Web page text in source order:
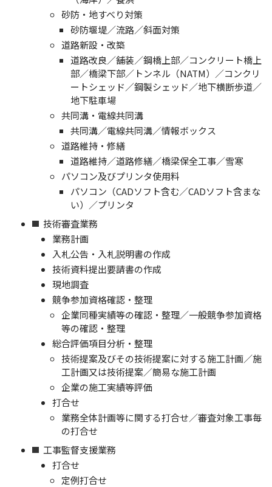
砂防・地すべり対策
砂防堰堤／流路／斜面対策
道路新設・改築
道路改良／舗装／鋼橋上部／コンクリート橋上
部／橋梁下部／トンネル（NATM）／コンクリ
ートシェッド／鋼製シェッド／地下横断歩道／
地下駐車場
共同溝・電線共同溝
共同溝／電線共同溝／情報ボックス
道路維持・修繕
道路維持／道路修繕／橋梁保全工事／雪寒
パソコン及びプリンタ使用料
パソコン（CADソフト含む／CADソフト含まな
い）／プリンタ
技術審査業務
業務計画
入札公告・入札説明書の作成
技術資料提出要請書の作成
現地調査
競争参加資格確認・整理
企業同種実績等の確認・整理／一般競争参加資格
等の確認・整理
総合評価項目分析・整理
技術提案及びその技術提案に対する施工計画／施
工計画又は技術提案／簡易な施工計画
企業の施工実績等評価
打合せ
業務全体計画等に関する打合せ／審査対象工事毎
の打合せ
工事監督支援業務
打合せ
定例打合せ